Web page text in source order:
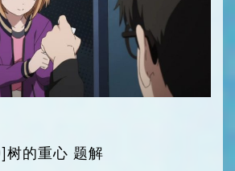
的重心 题解